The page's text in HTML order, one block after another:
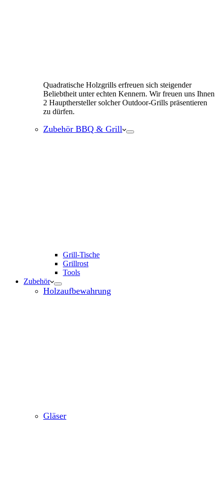
Quadratische Holzgrills erfreuen sich steigender
Beliebtheit unter echten Kennern. Wir freuen uns Ihnen
2 Haupthersteller solcher Outdoor-Grills präsentieren
zu dürfen.
Zubehör BBQ & Grill
Grill-Tische
Grillrost
Tools
Zubehör
Holzaufbewahrung
Gläser